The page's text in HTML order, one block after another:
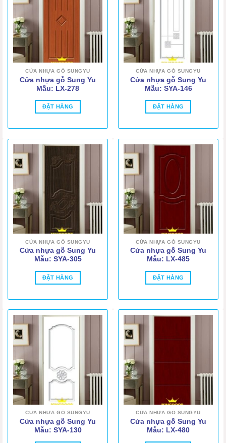
CỬA NHỰA GỖ SUNGYU
Cửa nhựa gỗ Sung Yu
Mẫu: LX-278
ĐẶT HÀNG
CỬA NHỰA GỖ SUNGYU
Cửa nhựa gỗ Sung Yu
Mẫu: SYA-146
ĐẶT HÀNG
CỬA NHỰA GỖ SUNGYU
Cửa nhựa gỗ Sung Yu
Mẫu: SYA-305
ĐẶT HÀNG
CỬA NHỰA GỖ SUNGYU
Cửa nhựa gỗ Sung Yu
Mẫu: LX-485
ĐẶT HÀNG
CỬA NHỰA GỖ SUNGYU
Cửa nhựa gỗ Sung Yu
Mẫu: SYA-130
CỬA NHỰA GỖ SUNGYU
Cửa nhựa gỗ Sung Yu
Mẫu: LX-480